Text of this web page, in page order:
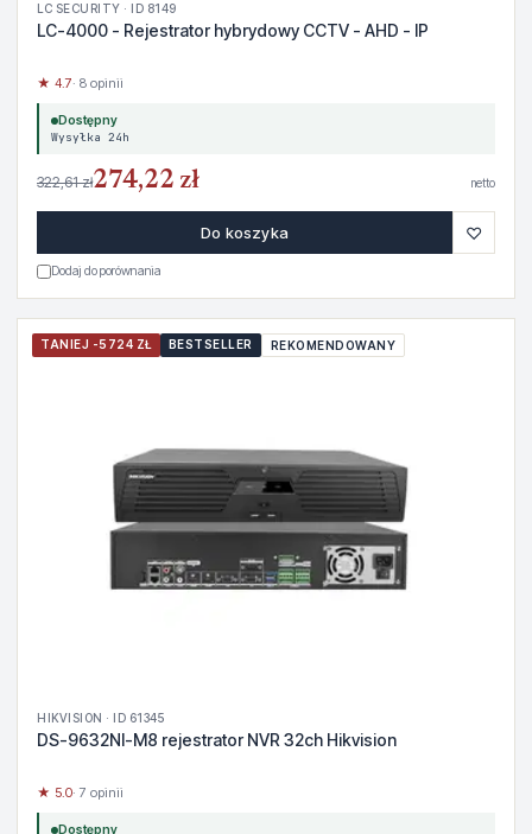
LC SECURITY · ID 8149
LC-4000 - Rejestrator hybrydowy CCTV - AHD - IP
★ 4.7· 8 opinii
Dostępny
Wysyłka 24h
322,61 zł274,22 zł netto
Do koszyka ♡
Dodaj do porównania
TANIEJ -5724 ZŁ BESTSELLER REKOMENDOWANY
HIKVISION · ID 61345
DS-9632NI-M8 rejestrator NVR 32ch Hikvision
★ 5.0· 7 opinii
Dostępny